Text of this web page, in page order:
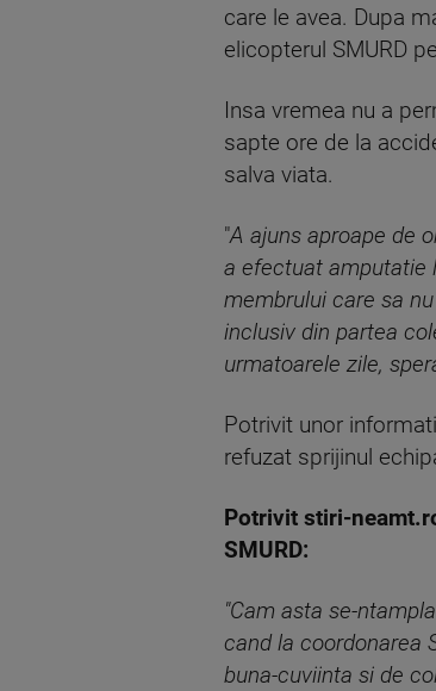
care le avea. Dupa
elicopterul SMURD
Insa vremea nu a
sapte ore de la
salva viata.
"A ajuns aproape de
a efectuat amputatie
membrului care sa
inclusiv din partea
urmatoarele zile,
Potrivit unor
refuzat sprijinul
Potrivit stiri-
SMURD:
"Cam asta se-
cand la coordonarea
buna-cuviinta si de